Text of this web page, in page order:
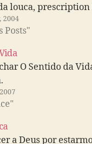
louca, prescription
2004
Posts"
O Sentido da
a Deus por